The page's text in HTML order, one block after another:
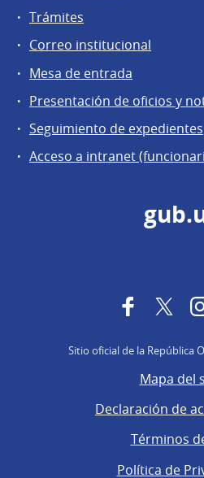
Trámites
Correo institucional
Mesa de entrada
Presentación de oficios y
Seguimiento de expedientes
Acceso a intranet
Facebook
Sitio oficial de la República
Mapa del
Declaración de
Términos
Política de